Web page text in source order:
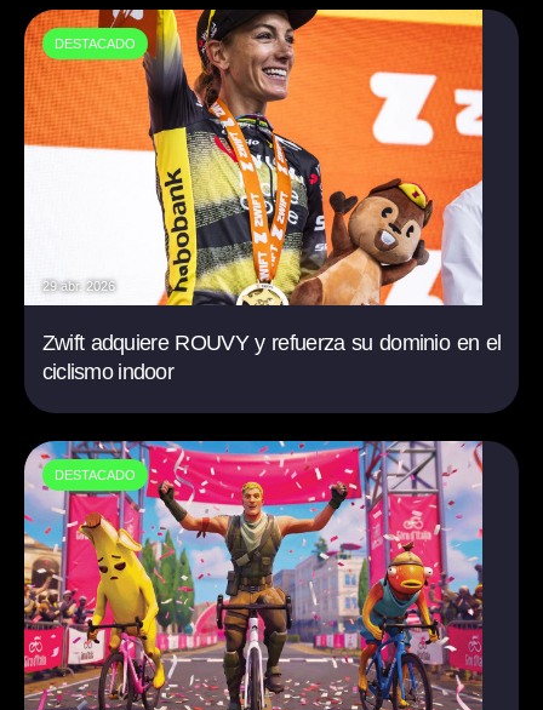
DESTACADO
29 abr. 2026
Zwift adquiere ROUVY y refuerza su dominio en el
ciclismo indoor
DESTACADO